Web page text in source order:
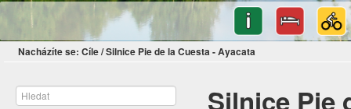
Nacházíte se: Cíle/Silnice Pie de la Cuesta - Ayacata
Silnice Pie